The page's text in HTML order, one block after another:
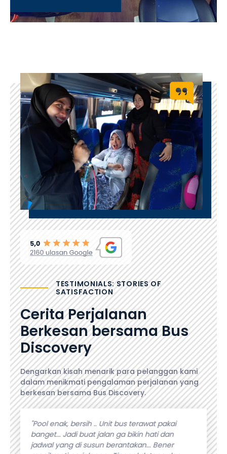
TESTIMONIALS: STORIES OF
SATISFACTION
Cerita Perjalanan
Berkesan bersama Bus
Discovery
Dengarkan kisah menarik para pelanggan kami
dalam menikmati pengalaman perjalanan yang
berkesan bersama Bus Discovery.
"Pool enak, bersih .. Unit bus terawat pakai
banget... Jadi buat jalan ga bikin hati dan
jadwal yang di susun berantakan... Bener